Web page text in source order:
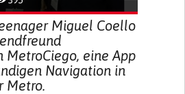
Miguel Coello
MetroCiego, eine App
Navigation in
Metro.